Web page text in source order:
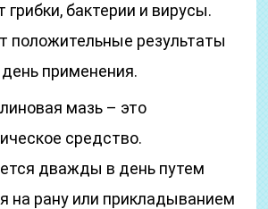
грибки, бактерии и вирусы.
положительные результаты
применения.
мазь – это
средство.
дважды в день путем
на рану или прикладыванием